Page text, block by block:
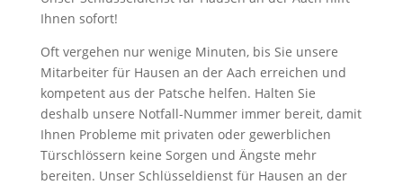
Ihnen sofort!
Oft vergehen nur wenige Minuten, bis Sie unsere
Mitarbeiter für Hausen an der Aach erreichen und
kompetent aus der Patsche helfen. Halten Sie
deshalb unsere Notfall-Nummer immer bereit, damit
Ihnen Probleme mit privaten oder gewerblichen
Türschlössern keine Sorgen und Ängste mehr
bereiten. Unser Schlüsseldienst für Hausen an der